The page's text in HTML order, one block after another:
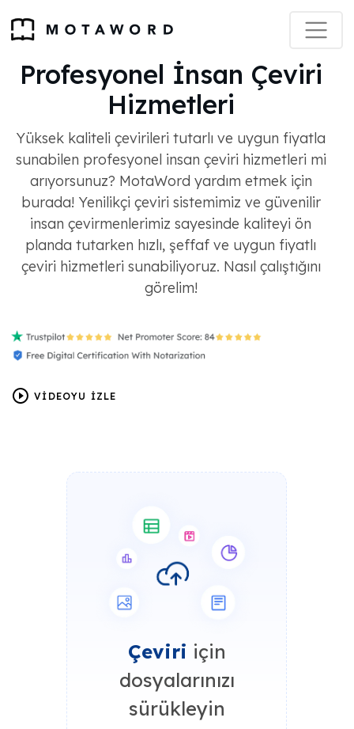
Profesyonel İnsan Çeviri
Hizmetleri
Yüksek kaliteli çevirileri tutarlı ve uygun fiyatla
sunabilen profesyonel insan çeviri hizmetleri mi
arıyorsunuz? MotaWord yardım etmek için
burada! Yenilikçi çeviri sistemimiz ve güvenilir
insan çevirmenlerimiz sayesinde kaliteyi ön
planda tutarken hızlı, şeffaf ve uygun fiyatlı
çeviri hizmetleri sunabiliyoruz. Nasıl çalıştığını
görelim!
VİDEOYU İZLE
Çeviri için
dosyalarınızı
sürükleyin